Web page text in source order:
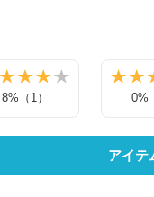
8%（1） 0%
アイテ